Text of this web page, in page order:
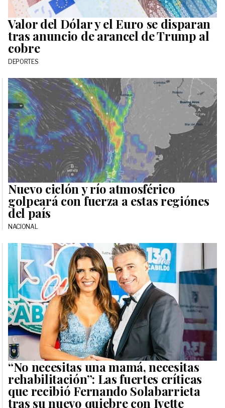
Valor del Dólar y el Euro se disparan
tras anuncio de arancel de Trump al
cobre
DEPORTES
Nuevo ciclón y río atmosférico
golpeará con fuerza a estas regiónes
del país
NACIONAL
“No necesitas una mamá, necesitas
rehabilitación”: Las fuertes críticas
que recibió Fernando Solabarrieta
tras su nuevo quiebre con Ivette